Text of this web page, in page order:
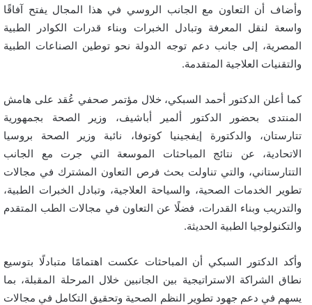
وأضاف أن التعاون مع الجانب الروسي في هذا المجال يفتح آفاقًا
واسعة لنقل المعرفة وتبادل الخبرات وبناء قدرات الكوادر الطبية
المصرية، إلى جانب دعم توجه الدولة نحو توطين الصناعات الطبية
والتقنيات العلاجية المتقدمة.
كما أعلن الدكتور أحمد السبكي، خلال مؤتمر صحفي عُقد على هامش
المنتدى بحضور الدكتور ألمير أباشيف، وزير الصحة بجمهورية
تتارستان، والدكتورة إيفجينيا كوتوفا، نائبة وزير الصحة بروسيا
الاتحادية، عن نتائج المباحثات الموسعة التي جرت مع الجانب
التتارستاني، والتي تناولت بحث فرص التعاون المشترك في مجالات
تطوير الخدمات الصحية، والسياحة العلاجية، وتبادل الخبرات الطبية،
والتدريب وبناء القدرات، فضلًا عن التعاون في مجالات الطب المتقدم
والتكنولوجيا الطبية الحديثة.
وأكد الدكتور السبكي أن المباحثات عكست اهتمامًا متبادلًا بتوسيع
نطاق الشراكة الاستراتيجية بين الجانبين خلال المرحلة المقبلة، بما
يسهم في دعم جهود تطوير النظم الصحية وتحقيق التكامل في مجالات